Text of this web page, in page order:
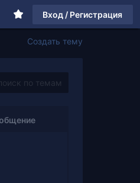
Вход / Регистрация
Создать тему